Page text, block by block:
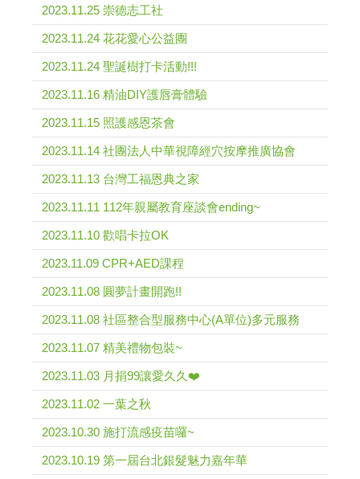
2023.11.25 崇德志工社
2023.11.24 花花愛心公益團
2023.11.24 聖誕樹打卡活動!!!
2023.11.16 精油DIY護唇膏體驗
2023.11.15 照護感恩茶會
2023.11.14 社團法人中華視障經穴按摩推廣協會
2023.11.13 台灣工福恩典之家
2023.11.11 112年親屬教育座談會ending~
2023.11.10 歡唱卡拉OK
2023.11.09 CPR+AED課程
2023.11.08 圓夢計畫開跑!!
2023.11.08 社區整合型服務中心(A單位)多元服務
2023.11.07 精美禮物包裝~
2023.11.03 月捐99讓愛久久❤️
2023.11.02 一葉之秋
2023.10.30 施打流感疫苗囉~
2023.10.19 第一屆台北銀髮魅力嘉年華